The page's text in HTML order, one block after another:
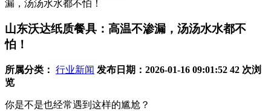
漏，汤汤水水都不怕！
山东沃达纸质餐具：高温不渗漏，汤汤水水都不
怕！
所属分类： 行业新闻 发布日期：2026-01-16 09:01:52 42 次浏
览
你是不是也经常遇到这样的尴尬？